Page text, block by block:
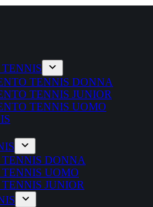
TENNIS DONNA
TENNIS JUNIOR
TENNIS UOMO
DONNA
UOMO
JUNIOR